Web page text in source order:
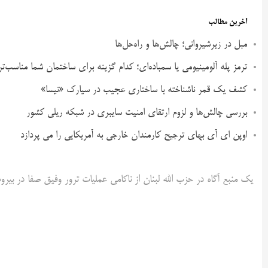
آخرین مطالب
مبل در زیرشیروانی؛ چالش‌ها و راه‌حل‌ها
ترمز پله آلومینیومی یا سمباده‌ای؛ کدام گزینه برای ساختمان شما
کشف یک قمر ناشناخته با ساختاری عجیب در سیارک «نیسا»
بررسی چالش‌ها و لزوم ارتقای امنیت سایبری در شبکه ریلی کشور
اوپن ای آی بهای ترجیح کارمندان خارجی به آمریکایی را می پردازد
یک منبع آگاه در حزب الله لبنان از ناکامی عملیات ترور وفیق صفا در